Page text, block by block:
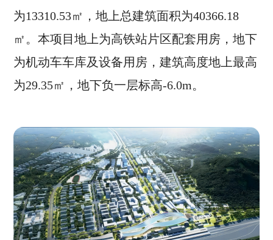
为13310.53㎡，地上总建筑面积为40366.18
㎡。本项目地上为高铁站片区配套用房，地下
为机动车车库及设备用房，建筑高度地上最高
为29.35㎡，地下负一层标高-6.0m。